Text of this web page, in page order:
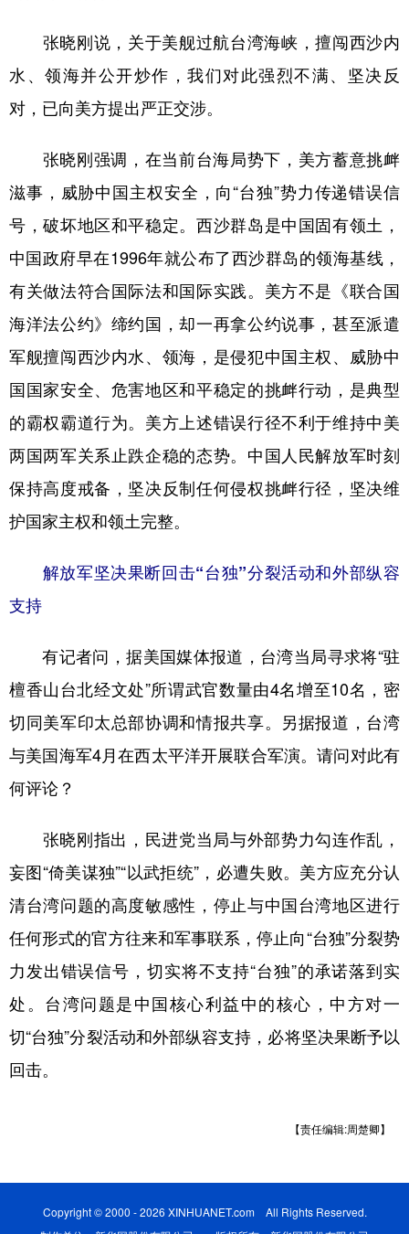
张晓刚说，关于美舰过航台湾海峡，擅闯西沙内
水、领海并公开炒作，我们对此强烈不满、坚决反
对，已向美方提出严正交涉。
张晓刚强调，在当前台海局势下，美方蓄意挑衅
滋事，威胁中国主权安全，向“台独”势力传递错误信
号，破坏地区和平稳定。西沙群岛是中国固有领土，
中国政府早在1996年就公布了西沙群岛的领海基线，
有关做法符合国际法和国际实践。美方不是《联合国
海洋法公约》缔约国，却一再拿公约说事，甚至派遣
军舰擅闯西沙内水、领海，是侵犯中国主权、威胁中
国国家安全、危害地区和平稳定的挑衅行动，是典型
的霸权霸道行为。美方上述错误行径不利于维持中美
两国两军关系止跌企稳的态势。中国人民解放军时刻
保持高度戒备，坚决反制任何侵权挑衅行径，坚决维
护国家主权和领土完整。
解放军坚决果断回击“台独”分裂活动和外部纵容
支持
有记者问，据美国媒体报道，台湾当局寻求将“驻
檀香山台北经文处”所谓武官数量由4名增至10名，密
切同美军印太总部协调和情报共享。另据报道，台湾
与美国海军4月在西太平洋开展联合军演。请问对此有
何评论？
张晓刚指出，民进党当局与外部势力勾连作乱，
妄图“倚美谋独”“以武拒统”，必遭失败。美方应充分认
清台湾问题的高度敏感性，停止与中国台湾地区进行
任何形式的官方往来和军事联系，停止向“台独”分裂势
力发出错误信号，切实将不支持“台独”的承诺落到实
处。台湾问题是中国核心利益中的核心，中方对一
切“台独”分裂活动和外部纵容支持，必将坚决果断予以
回击。
【责任编辑:周楚卿】
Copyright © 2000 - 2026 XINHUANET.com All Rights Reserved.